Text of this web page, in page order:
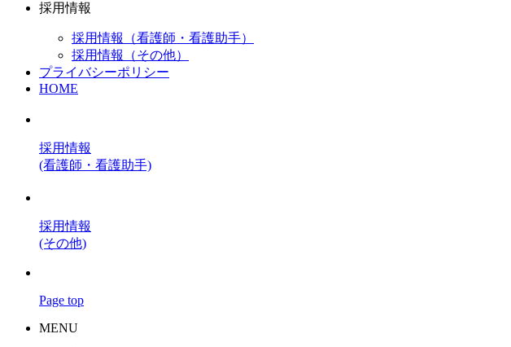
採用情報
採用情報（看護師・看護助手）
採用情報（その他）
プライバシーポリシー
HOME
採用情報
(看護師・看護助手)
採用情報
(その他)
Page top
MENU